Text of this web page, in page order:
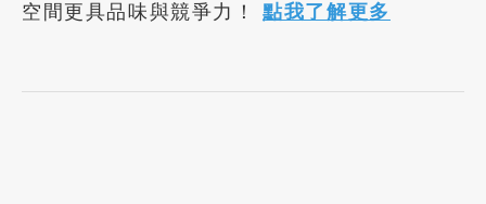
空間更具品味與競爭力！點我了解更多